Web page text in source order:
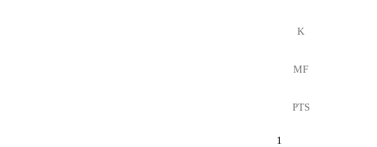
K
MF
PTS
1